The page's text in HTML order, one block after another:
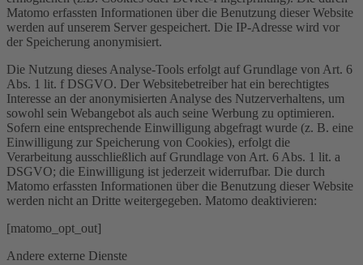
Matomo erfassten Informationen über die Benutzung dieser Website
werden auf unserem Server gespeichert. Die IP-Adresse wird vor
der Speicherung anonymisiert.
Die Nutzung dieses Analyse-Tools erfolgt auf Grundlage von Art. 6
Abs. 1 lit. f DSGVO. Der Websitebetreiber hat ein berechtigtes
Interesse an der anonymisierten Analyse des Nutzerverhaltens, um
sowohl sein Webangebot als auch seine Werbung zu optimieren.
Sofern eine entsprechende Einwilligung abgefragt wurde (z. B. eine
Einwilligung zur Speicherung von Cookies), erfolgt die
Verarbeitung ausschließlich auf Grundlage von Art. 6 Abs. 1 lit. a
DSGVO; die Einwilligung ist jederzeit widerrufbar. Die durch
Matomo erfassten Informationen über die Benutzung dieser Website
werden nicht an Dritte weitergegeben. Matomo deaktivieren:
[matomo_opt_out]
Andere externe Dienste